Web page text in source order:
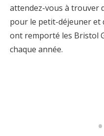
attendez-vous à trouver
pour le petit-déjeuner et
ont remporté les Bristol
chaque année.